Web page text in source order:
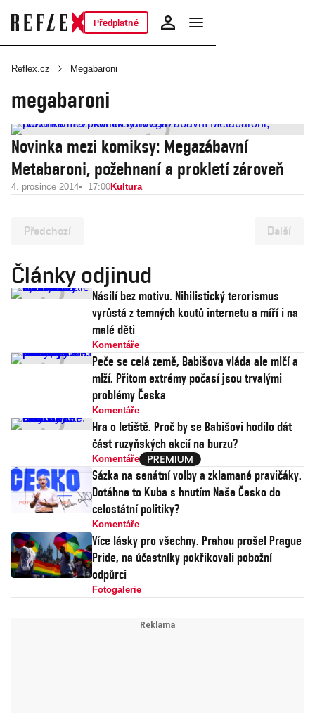
Předplatné
Reflex.cz Megabaroni
megabaroni
Novinka mezi komiksy: Megazábavní
Metabaroni, požehnaní a prokletí zároveň
4. prosince 2014 17:00Kultura
Předchozí Další
Články odjinud
Násilí bez motivu. Nihilistický terorismus
vyrůstá z temných koutů internetu a míří i na
malé děti
Komentáře
Peče se celá země, Babišova vláda ale mlčí a
mlží. Přitom extrémy počasí jsou trvalými
problémy Česka
Komentáře
Hra o letiště. Proč by se Babišovi hodilo dát
část ruzyňských akcií na burzu?
Komentáře
Sázka na senátní volby a zklamané pravičáky.
Dotáhne to Kuba s hnutím Naše Česko do
celostátní politiky?
Komentáře
Více lásky pro všechny. Prahou prošel Prague
Pride, na účastníky pokřikovali pobožní
odpůrci
Fotogalerie